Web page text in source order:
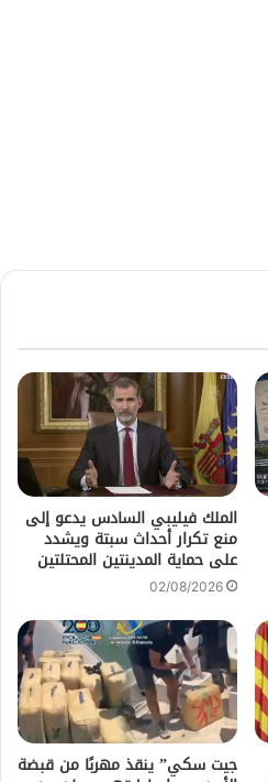
الملك فيليبي السادس يدعو إلى
منع تكرار أحداث سبتة ويشدد
على حماية المدينتين المحتلتين
02/08/2026
جيت سكي” ينقذ مهربًا من قبضة